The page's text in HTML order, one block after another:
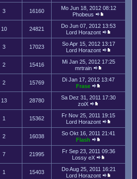
3 16160
Mo Jun 18, 2012 08:12
Phobeus
10 24821
Do Jun 07, 2012 13:53
Lord Horazont
3 17023
So Apr 15, 2012 13:17
Lord Horazont
2 15416
Mi Jan 25, 2012 17:25
mrtrain
2 15769
Di Jan 17, 2012 13:47
Frase
13 28780
Sa Dez 31, 2011 17:30
zoiX
1 15362
Fr Nov 25, 2011 19:15
Lord Horazont
2 16038
So Okt 16, 2011 21:41
Flash
7 21995
Fr Sep 23, 2011 09:36
Lossy eX
1 15403
Do Aug 25, 2011 16:21
Lord Horazont